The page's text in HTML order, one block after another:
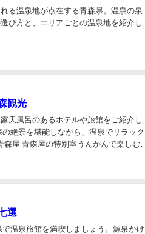
る温泉地が点在する青森県。温泉の泉
び方と、エリアごとの温泉地を紹介し
観光
天風呂のあるホテルや旅館をご紹介し
絶景を堪能しながら、温泉でリラック
屋 青森屋の特別室うんかんで楽しむ贅
選
温泉旅館を満喫しましょう。源泉かけ